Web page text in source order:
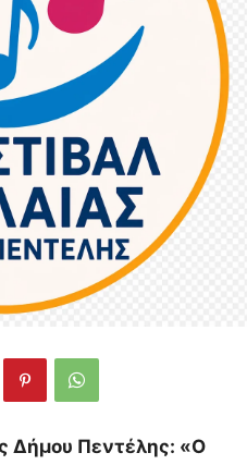
Δήμου Πεντέλης: «Ο